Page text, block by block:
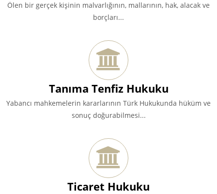
Ölen bir gerçek kişinin malvarlığının, mallarının, hak, alacak ve
borçları...
Tanıma Tenfiz Hukuku
Yabancı mahkemelerin kararlarının Türk Hukukunda hüküm ve
sonuç doğurabilmesi...
Ticaret Hukuku